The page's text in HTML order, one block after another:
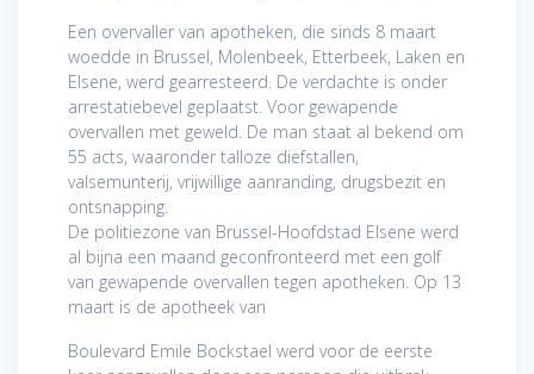
Een overvaller van apotheken, die sinds 8 maart
woedde in Brussel, Molenbeek, Etterbeek, Laken en
Elsene, werd gearresteerd. De verdachte is onder
arrestatiebevel geplaatst. Voor gewapende
overvallen met geweld. De man staat al bekend om
55 acts, waaronder talloze diefstallen,
valsemunterij, vrijwillige aanranding, drugsbezit en
ontsnapping.
De politiezone van Brussel-Hoofdstad Elsene werd
al bijna een maand geconfronteerd met een golf
van gewapende overvallen tegen apotheken. Op 13
maart is de apotheek van
Boulevard Emile Bockstael werd voor de eerste